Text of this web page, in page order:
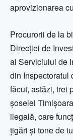
aprovizionarea
Procurorii de la
Direcției de
ai Serviciului de
din Inspectoratul
făcut, astăzi, trei
șoselei
ilegală, care
țigări și tone de